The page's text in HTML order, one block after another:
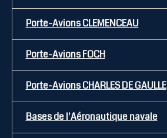
Porte-Avions CLEMENCEAU
Porte-Avions FOCH
Porte-Avions CHARLES DE GAULLE
Bases de l'Aéronautique navale